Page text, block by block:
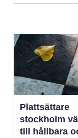
Plattsättare
stockholm vägen
till hållbara